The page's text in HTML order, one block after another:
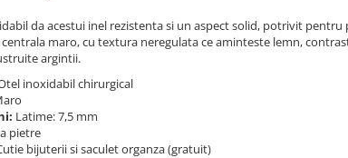
da acestui inel rezistenta si un aspect solid, potrivit pentru
centrala maro, cu textura neregulata ce aminteste lemn,
argintii.
inoxidabil chirurgical
Latime: 7,5 mm
pietre
bijuterii si saculet organza (gratuit)